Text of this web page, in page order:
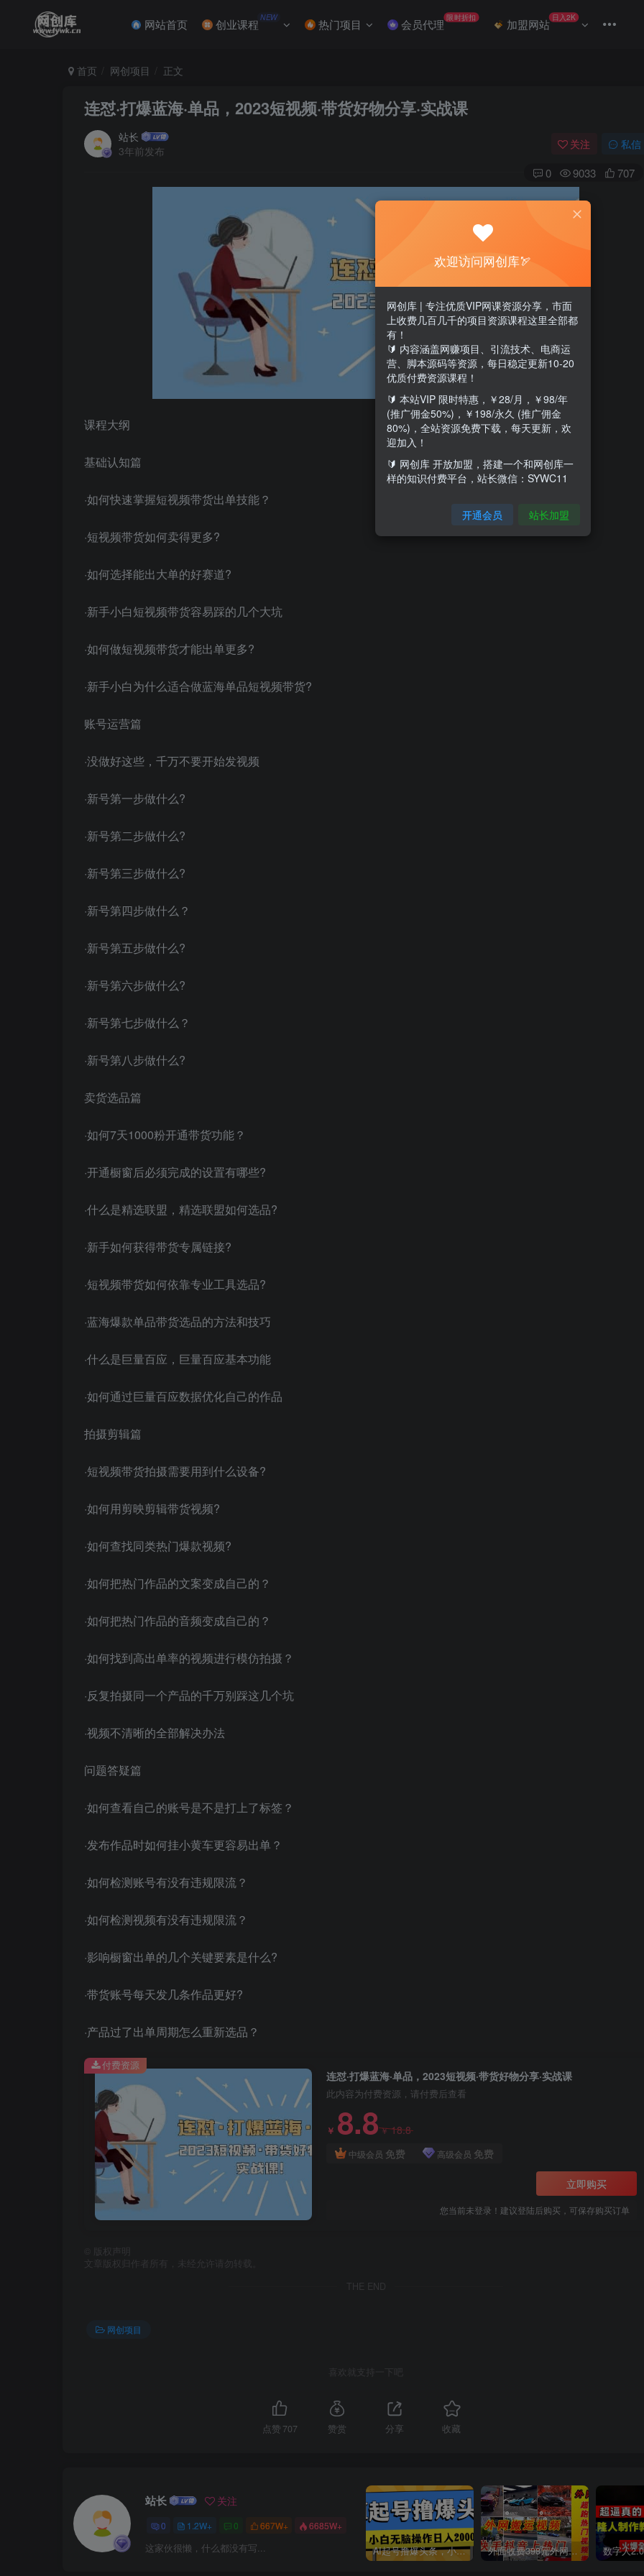
网站首页 创业课程 NEW 热门项目 会员代理 限时折扣 加盟网站 日入2K
首页 网创项目 正文
连怼·打爆蓝海·单品，2023短视频·带货好物分享·实战课
站长
3年前发布
关注 私信
0 9033 707
课程大纲
基础认知篇
·如何快速掌握短视频带货出单技能？
·短视频带货如何卖得更多?
·如何选择能出大单的好赛道?
·新手小白短视频带货容易踩的几个大坑
·如何做短视频带货才能出单更多?
·新手小白为什么适合做蓝海单品短视频带货?
账号运营篇
·没做好这些，千万不要开始发视频
·新号第一步做什么?
·新号第二步做什么?
·新号第三步做什么?
·新号第四步做什么？
·新号第五步做什么?
·新号第六步做什么?
·新号第七步做什么？
·新号第八步做什么?
卖货选品篇
·如何7天1000粉开通带货功能？
·开通橱窗后必须完成的设置有哪些?
·什么是精选联盟，精选联盟如何选品?
·新手如何获得带货专属链接?
·短视频带货如何依靠专业工具选品?
·蓝海爆款单品带货选品的方法和技巧
·什么是巨量百应，巨量百应基本功能
·如何通过巨量百应数据优化自己的作品
拍摄剪辑篇
·短视频带货拍摄需要用到什么设备?
·如何用剪映剪辑带货视频?
·如何查找同类热门爆款视频?
·如何把热门作品的文案变成自己的？
·如何把热门作品的音频变成自己的？
·如何找到高出单率的视频进行模仿拍摄？
·反复拍摄同一个产品的千万别踩这几个坑
·视频不清晰的全部解决办法
问题答疑篇
·如何查看自己的账号是不是打上了标签？
·发布作品时如何挂小黄车更容易出单？
·如何检测账号有没有违规限流？
·如何检测视频有没有违规限流？
·影响橱窗出单的几个关键要素是什么?
·带货账号每天发几条作品更好?
·产品过了出单周期怎么重新选品？
连怼·打爆蓝海·单品，2023短视频·带货好物分享·实战课
此内容为付费资源，请付费后查看
￥ 8.8￥18.8
中级会员 免费 高级会员 免费
立即购买
您当前未登录！建议登陆后购买，可保存购买订单
付费资源
版权声明
文章版权归作者所有，未经允许请勿转载。
THE END
网创项目
喜欢就支持一下吧
点赞 707 赞赏 分享 收藏
站长 关注
0 1.2W+ 0 667W+ 6685W+
这家伙很懒，什么都没有写... AI起号撸爆头条，小白也能操作，日入2000+ 外面收费398元外网超跑豪车汽车视频搬运至快手抖音上热门项目
欢迎访问网创库🏹
网创库 | 专注优质VIP网课资源分享，市面
上收费几百几千的项目资源课程这里全部都
有！
🔰 内容涵盖网赚项目、引流技术、电商运
营、脚本源码等资源，每日稳定更新10-20
优质付费资源课程！
🔰 本站VIP 限时特惠，￥28/月，￥98/年
(推广佣金50%)，￥198/永久 (推广佣金
80%)，全站资源免费下载，每天更新，欢
迎加入！
🔰 网创库 开放加盟，搭建一个和网创库一
样的知识付费平台，站长微信：SYWC11
开通会员 站长加盟